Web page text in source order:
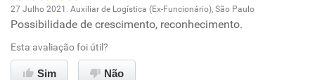
Oportunidade de promoção
Ambiente de trabalho
27 Julho 2021. Auxiliar de Logística (Ex-Funcionário), São Paulo
Possibilidade de crescimento, reconhecimento.
Esta avaliação foi útil?
Sim Não